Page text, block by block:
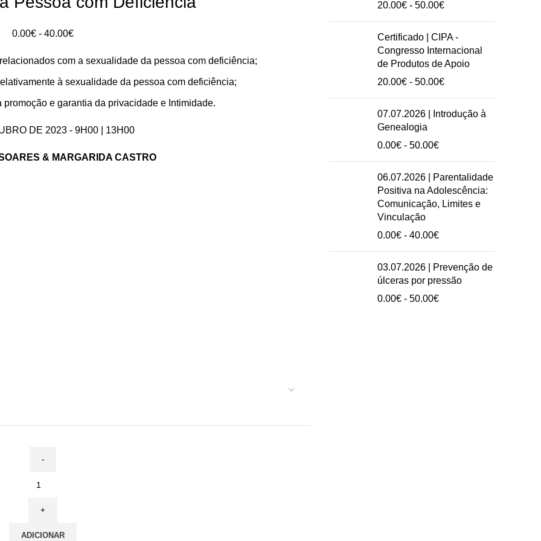
0.00€ - 40.00€Intervalo
preços:
0.00€
40.00€
com a sexualidade da pessoa com deficiência;
à sexualidade da pessoa com deficiência;
promoção e garantia da privacidade e Intimidade.
DE 2023 - 9H00 | 13H00
SOARES & MARGARIDA CASTRO
ADICIONAR
20.00€ - 50.00€Intervalo
preços:
20.00€
a
50.00€
Certificado | CIPA -
Congresso Internacional
de Produtos de Apoio
20.00€ - 50.00€Intervalo
preços:
20.00€
07.07.2026 | Introdução à
Genealogia
0.00€ - 50.00€Intervalo
preços:
0.00€
a
50.00€
06.07.2026 | Parentalidade
Positiva na Adolescência:
Comunicação, Limites e
Vinculação
0.00€ - 40.00€Intervalo
preços:
0.00€
40.00€
03.07.2026 | Prevenção de
úlceras por pressão
0.00€ - 50.00€Intervalo